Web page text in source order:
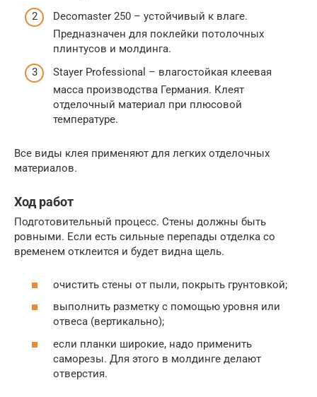
Decomaster 250 – устойчивый к влаге.
Предназначен для поклейки потолочных
плинтусов и молдинга.
Stayer Professional – влагостойкая клеевая
масса производства Германия. Клеят
отделочный материал при плюсовой
температуре.
Все виды клея применяют для легких отделочных
материалов.
Ход работ
Подготовительный процесс. Стены должны быть
ровными. Если есть сильные перепады отделка со
временем отклеится и будет видна щель.
очистить стены от пыли, покрыть грунтовкой;
выполнить разметку с помощью уровня или
отвеса (вертикально);
если планки широкие, надо применить
саморезы. Для этого в молдинге делают
отверстия.